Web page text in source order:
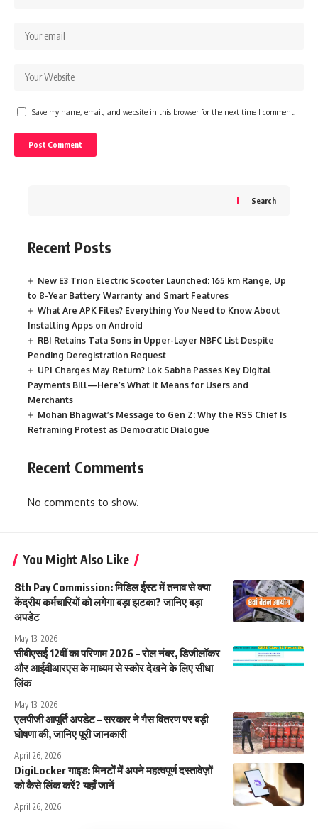
Save my name, email, and website in this browser for the next time I comment.
Search
Recent Posts
New E3 Trion Electric Scooter Launched: 165 km Range, Up
to 8-Year Battery Warranty and Smart Features
What Are APK Files? Everything You Need to Know About
Installing Apps on Android
RBI Retains Tata Sons in Upper-Layer NBFC List Despite
Pending Deregistration Request
UPI Charges May Return? Lok Sabha Passes Key Digital
Payments Bill—Here’s What It Means for Users and
Merchants
Mohan Bhagwat’s Message to Gen Z: Why the RSS Chief Is
Reframing Protest as Democratic Dialogue
Recent Comments
No comments to show.
You Might Also Like
8th Pay Commission: मिडिल ईस्ट में तनाव से क्या
केंद्रीय कर्मचारियों को लगेगा बड़ा झटका? जानिए बड़ा
अपडेट
May 13, 2026
सीबीएसई 12वीं का परिणाम 2026 – रोल नंबर, डिजीलॉकर
और आईवीआरएस के माध्यम से स्कोर देखने के लिए सीधा
लिंक
May 13, 2026
एलपीजी आपूर्ति अपडेट – सरकार ने गैस वितरण पर बड़ी
घोषणा की, जानिए पूरी जानकारी
April 26, 2026
DigiLocker गाइड: मिनटों में अपने महत्वपूर्ण दस्तावेज़ों
को कैसे लिंक करें? यहाँ जानें
April 26, 2026